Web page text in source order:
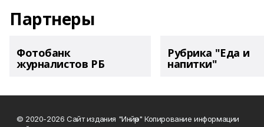
Партнеры
Фотобанк
журналистов РБ
Рубрика "Еда и
напитки"
© 2020-2026 Сайт издания "Инйәр" Копирование информации